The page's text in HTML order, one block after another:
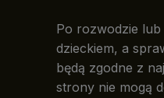
Po rozwodzie lub
dzieckiem, a
będą zgodne z
strony nie mogą